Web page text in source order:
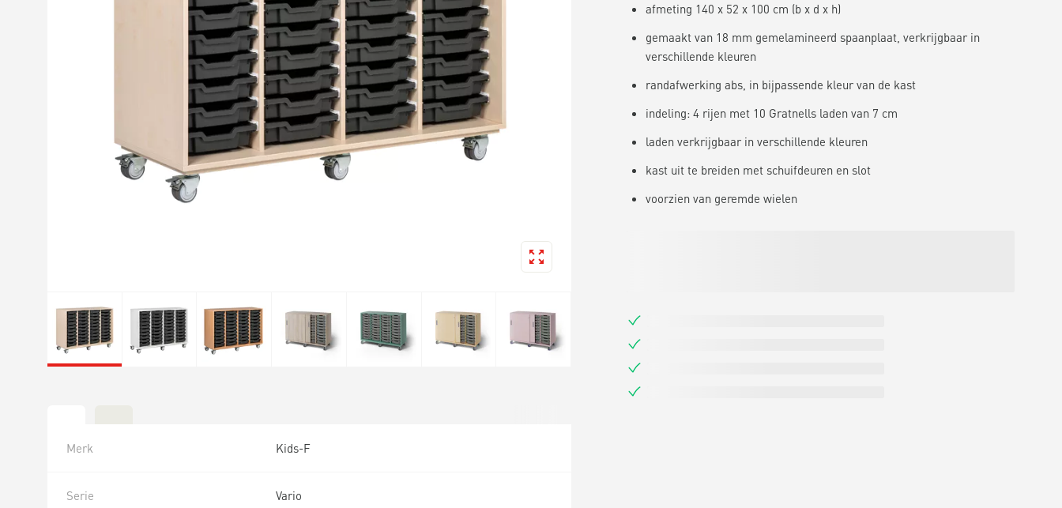
afmeting 140 x 52 x 100 cm (b x d x h)
gemaakt van 18 mm gemelamineerd spaanplaat, verkrijgbaar in
verschillende kleuren
randafwerking abs, in bijpassende kleur van de kast
indeling: 4 rijen met 10 Gratnells laden van 7 cm
laden verkrijgbaar in verschillende kleuren
kast uit te breiden met schuifdeuren en slot
voorzien van geremde wielen
Merk Kids-F
Serie Vario